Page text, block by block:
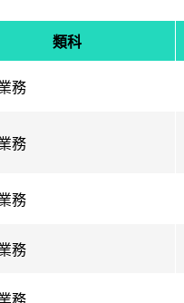
類科
務
務
務
務
務